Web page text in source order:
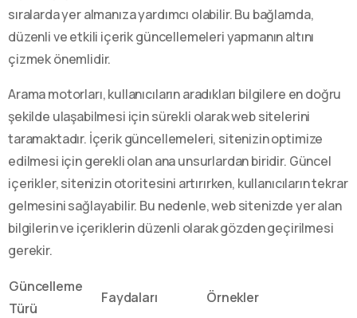
sıralarda yer almanıza yardımcı olabilir. Bu bağlamda,
düzenli ve etkili içerik güncellemeleri yapmanın altını
çizmek önemlidir.
Arama motorları, kullanıcıların aradıkları bilgilere en doğru
şekilde ulaşabilmesi için sürekli olarak web sitelerini
taramaktadır. İçerik güncellemeleri, sitenizin optimize
edilmesi için gerekli olan ana unsurlardan biridir. Güncel
içerikler, sitenizin otoritesini artırırken, kullanıcıların tekrar
gelmesini sağlayabilir. Bu nedenle, web sitenizde yer alan
bilgilerin ve içeriklerin düzenli olarak gözden geçirilmesi
gerekir.
Güncelleme
Türü
Faydaları Örnekler